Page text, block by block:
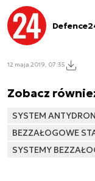
12 maja 2019, 07:35
Zobacz
SYSTEM
BEZZAŁOGOWE
SYSTEMY